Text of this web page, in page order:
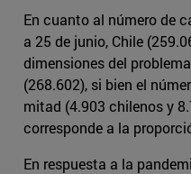
En cuanto al número de
a 25 de junio, Chile
dimensiones del
(268.602), si bien el
mitad (4.903 chilenos y
corresponde a la
En respuesta a la